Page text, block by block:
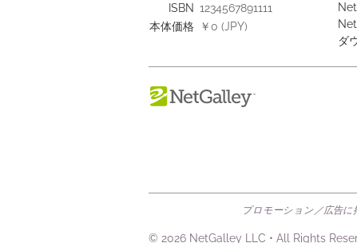
ISBN 1234567891111
本体価格
￥0 (JPY)
ダ
プロモーション／広告
© 2026 NetGalley LLC • All Rights